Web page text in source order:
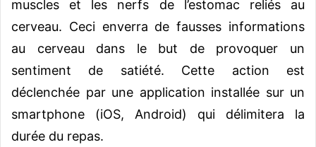
muscles et les nerfs de l’estomac reliés au
cerveau. Ceci enverra de fausses informations
au cerveau dans le but de provoquer un
sentiment de satiété. Cette action est
déclenchée par une application installée sur un
smartphone (iOS, Android) qui délimitera la
durée du repas.